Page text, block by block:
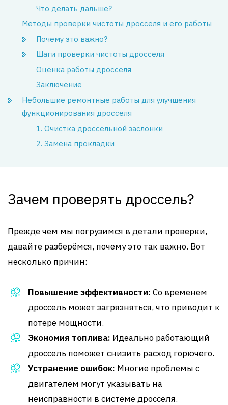
Что делать дальше?
Методы проверки чистоты дросселя и его работы
Почему это важно?
Шаги проверки чистоты дросселя
Оценка работы дросселя
Заключение
Небольшие ремонтные работы для улучшения
функционирования дросселя
1. Очистка дроссельной заслонки
2. Замена прокладки
Зачем проверять дроссель?
Прежде чем мы погрузимся в детали проверки,
давайте разберёмся, почему это так важно. Вот
несколько причин:
Повышение эффективности: Со временем
дроссель может загрязняться, что приводит к
потере мощности.
Экономия топлива: Идеально работающий
дроссель поможет снизить расход горючего.
Устранение ошибок: Многие проблемы с
двигателем могут указывать на
неисправности в системе дросселя.